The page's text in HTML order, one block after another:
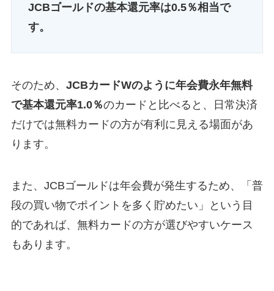
JCBゴールドの基本還元率は0.5％相当で
す。
そのため、 JCBカードWのように年会費永年無料
で基本還元率1.0％のカードと比べると、日常決済
だけでは無料カードの方が有利に見える場面があ
ります。
また、JCBゴールドは年会費が発生するため、「普
段の買い物でポイントを多く貯めたい」という目
的であれば、無料カードの方が選びやすいケース
もあります。